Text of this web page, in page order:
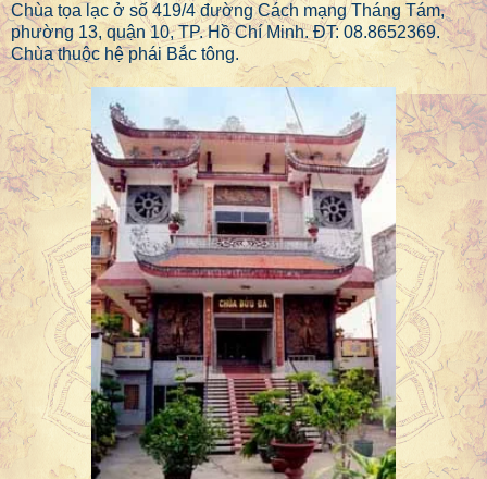
Chùa tọa lạc ở số 419/4 đường Cách mạng Tháng Tám,
phường 13, quận 10, TP. Hồ Chí Minh. ĐT: 08.8652369.
Chùa thuộc hệ phái Bắc tông.